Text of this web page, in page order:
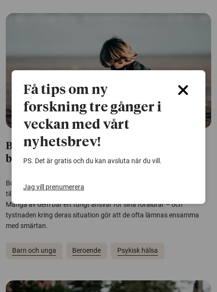
Barn till föräldrar med psykisk sjukdom
bär ofta ett tungt ansvar
Bortvald, oälskad, ensam och annorlunda. Det är känslor hos barn
till föräldrar som lider av psykisk sjukdom eller som har tagit sitt liv.
Många av dem bär ett tungt ansvar för sina föräldrar – och
tystnaden kring deras situation gör att de ofta lämnas ensamma
med smärtan.
Barn och unga Beroende Psykisk hälsa
Få tips om ny
forskning tre gånger i
veckan med vårt
nyhetsbrev!
PS. Det är gratis och du kan avsluta när du vill.
Jag vill prenumerera